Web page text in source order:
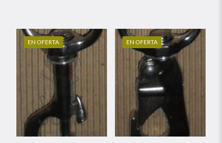
EN OFERTA EN OFERTA